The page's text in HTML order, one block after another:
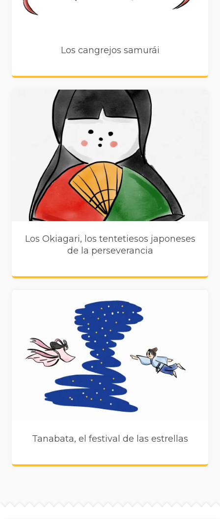
Los cangrejos samurái
Los Okiagari, los tentetiesos japoneses
de la perseverancia
Tanabata, el festival de las estrellas